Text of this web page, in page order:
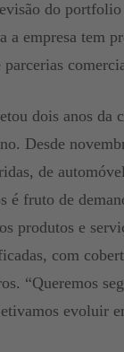
do
a empresa tem
parcerias
dois anos da
Desde
de
é fruto de
produtos e
com
“Queremos
evoluir